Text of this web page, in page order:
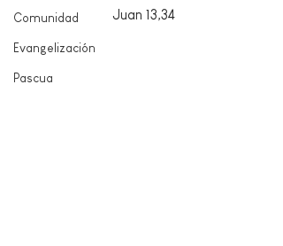
Comunidad
Evangelización
Pascua
Juan 13,34